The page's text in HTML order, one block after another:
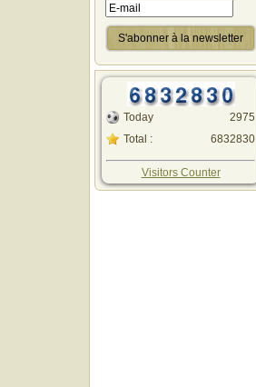
Today
Total :
2975
6832830
Visitors Counter